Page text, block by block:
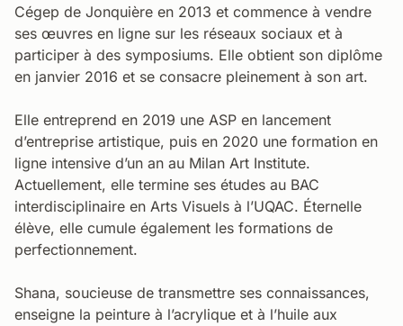
Cégep de Jonquière en 2013 et commence à vendre
ses œuvres en ligne sur les réseaux sociaux et à
participer à des symposiums. Elle obtient son diplôme
en janvier 2016 et se consacre pleinement à son art.
Elle entreprend en 2019 une ASP en lancement
d’entreprise artistique, puis en 2020 une formation en
ligne intensive d’un an au Milan Art Institute.
Actuellement, elle termine ses études au BAC
interdisciplinaire en Arts Visuels à l’UQAC. Éternelle
élève, elle cumule également les formations de
perfectionnement.
Shana, soucieuse de transmettre ses connaissances,
enseigne la peinture à l’acrylique et à l’huile aux